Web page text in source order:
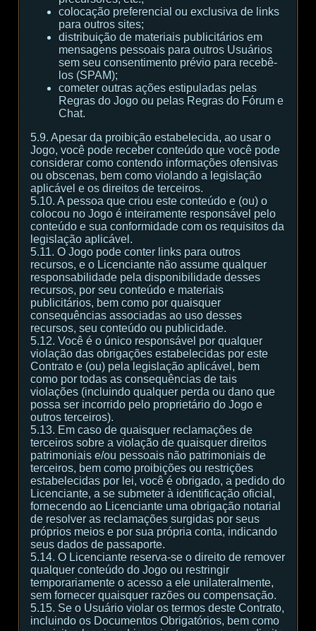
colocação preferencial ou exclusiva de links
para outros sites;
distribuição de materiais publicitários em
mensagens pessoais para outros Usuários
sem seu consentimento prévio para recebê-
los (SPAM);
cometer outras ações estipuladas pelas
Regras do Jogo ou pelas Regras do Fórum e
Chat.
5.9. Apesar da proibição estabelecida, ao usar o
Jogo, você pode receber conteúdo que você pode
considerar como contendo informações ofensivas
ou obscenas, bem como violando a legislação
aplicável e os direitos de terceiros.
5.10. A pessoa que criou este conteúdo e (ou) o
colocou no Jogo é inteiramente responsável pelo
conteúdo e sua conformidade com os requisitos da
legislação aplicável.
5.11. O Jogo pode conter links para outros
recursos, e o Licenciante não assume qualquer
responsabilidade pela disponibilidade desses
recursos, por seu conteúdo e materiais
publicitários, bem como por quaisquer
consequências associadas ao uso desses
recursos, seu conteúdo ou publicidade.
5.12. Você é o único responsável por qualquer
violação das obrigações estabelecidas por este
Contrato e (ou) pela legislação aplicável, bem
como por todas as consequências de tais
violações (incluindo qualquer perda ou dano que
possa ser incorrido pelo proprietário do Jogo e
outros terceiros).
5.13. Em caso de quaisquer reclamações de
terceiros sobre a violação de quaisquer direitos
patrimoniais e/ou pessoais não patrimoniais de
terceiros, bem como proibições ou restrições
estabelecidas por lei, você é obrigado, a pedido do
Licenciante, a se submeter à identificação oficial,
fornecendo ao Licenciante uma obrigação notarial
de resolver as reclamações surgidas por seus
próprios meios e por sua própria conta, indicando
seus dados de passaporte.
5.14. O Licenciante reserva-se o direito de remover
qualquer conteúdo do Jogo ou restringir
temporariamente o acesso a ele unilateralmente,
sem fornecer quaisquer razões ou compensação.
5.15. Se o Usuário violar os termos deste Contrato,
incluindo os Documentos Obrigatórios, bem como